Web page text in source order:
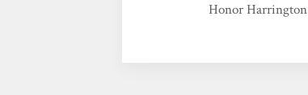
Honor Harrington